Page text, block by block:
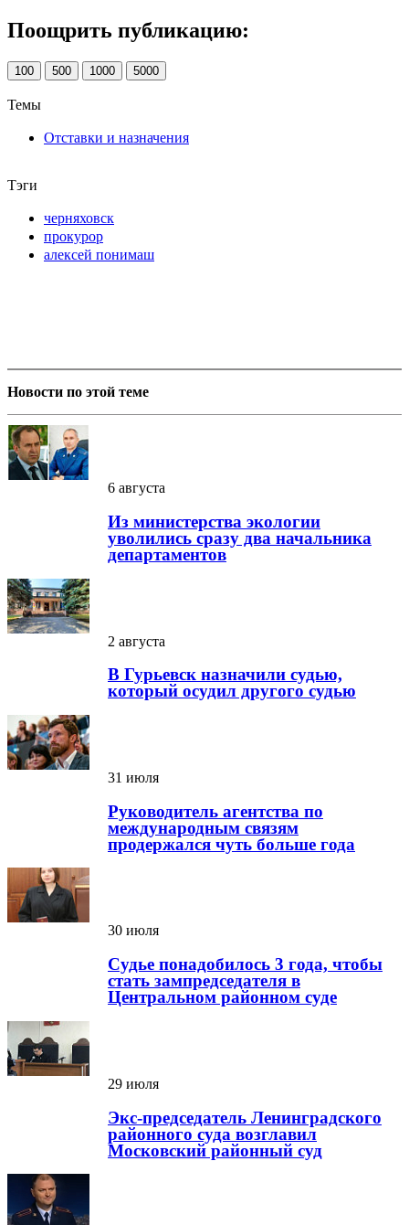
Поощрить публикацию:
100 500 1000 5000
Темы
Отставки и назначения
Тэги
черняховск
прокурор
алексей понимаш
Новости по этой теме
6 августа
Из министерства экологии
уволились сразу два начальника
департаментов
2 августа
В Гурьевск назначили судью,
который осудил другого судью
31 июля
Руководитель агентства по
международным связям
продержался чуть больше года
30 июля
Судье понадобилось 3 года, чтобы
стать зампредседателя в
Центральном районном суде
29 июля
Экс-председатель Ленинградского
районного суда возглавил
Московский районный суд